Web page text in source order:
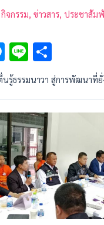
กิจกรรม,ข่าวสาร,ประชาสัม
M
es
se
n
g
er
Li
e
h
ar
e
รู้ธรรมนาวา สู่การพัฒนาที่